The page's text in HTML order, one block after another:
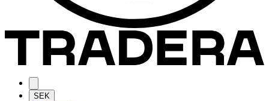
SEK